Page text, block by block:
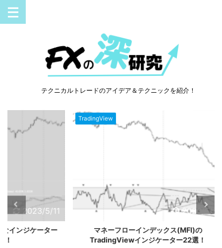
テクニカルトレードのアイデア＆テクニックを紹介！
5/11
ター
TradingView
2023/5/8
マネーフローインデックス(MFI)の
TradingViewインジケーター22選！
ハル